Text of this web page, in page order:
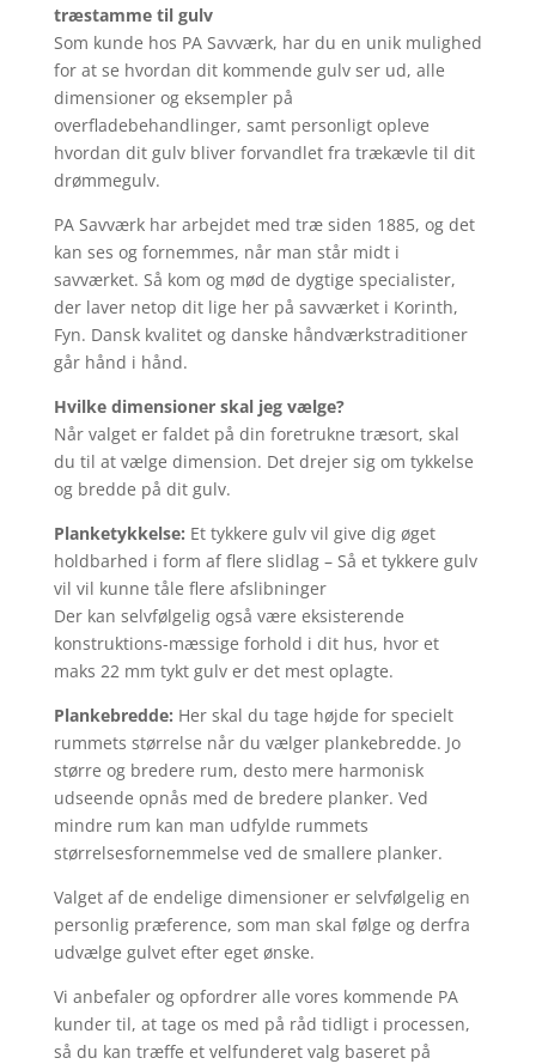
træstamme til gulv
Som kunde hos PA Savværk, har du en unik mulighed
for at se hvordan dit kommende gulv ser ud, alle
dimensioner og eksempler på
overfladebehandlinger, samt personligt opleve
hvordan dit gulv bliver forvandlet fra trækævle til dit
drømmegulv.
PA Savværk har arbejdet med træ siden 1885, og det
kan ses og fornemmes, når man står midt i
savværket. Så kom og mød de dygtige specialister,
der laver netop dit lige her på savværket i Korinth,
Fyn. Dansk kvalitet og danske håndværkstraditioner
går hånd i hånd.
Hvilke dimensioner skal jeg vælge?
Når valget er faldet på din foretrukne træsort, skal
du til at vælge dimension. Det drejer sig om tykkelse
og bredde på dit gulv.
Planketykkelse: Et tykkere gulv vil give dig øget
holdbarhed i form af flere slidlag – Så et tykkere gulv
vil vil kunne tåle flere afslibninger
Der kan selvfølgelig også være eksisterende
konstruktions-mæssige forhold i dit hus, hvor et
maks 22 mm tykt gulv er det mest oplagte.
Plankebredde: Her skal du tage højde for specielt
rummets størrelse når du vælger plankebredde. Jo
større og bredere rum, desto mere harmonisk
udseende opnås med de bredere planker. Ved
mindre rum kan man udfylde rummets
størrelsesfornemmelse ved de smallere planker.
Valget af de endelige dimensioner er selvfølgelig en
personlig præference, som man skal følge og derfra
udvælge gulvet efter eget ønske.
Vi anbefaler og opfordrer alle vores kommende PA
kunder til, at tage os med på råd tidligt i processen,
så du kan træffe et velfunderet valg baseret på